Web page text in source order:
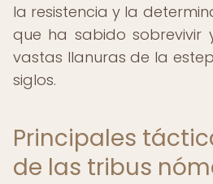
la resistencia y la
que ha sabido sobrevivir
vastas llanuras de la
siglos.
Principales
de las tribus